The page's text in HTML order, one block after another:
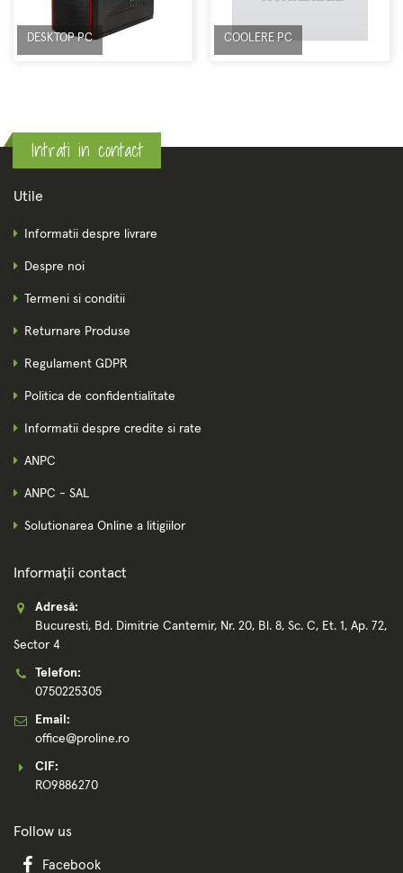
DESKTOP PC COOLERE PC
Intrati in contact
Utile
Informatii despre livrare
Despre noi
Termeni si conditii
Returnare Produse
Regulament GDPR
Politica de confidentialitate
Informatii despre credite si rate
ANPC
ANPC - SAL
Solutionarea Online a litigiilor
Informații contact
Adresă:
Bucuresti, Bd. Dimitrie Cantemir, Nr. 20, Bl. 8, Sc. C, Et. 1, Ap. 72,
Sector 4
Telefon:
0750225305
Email:
office@proline.ro
CIF:
RO9886270
Follow us
Facebook